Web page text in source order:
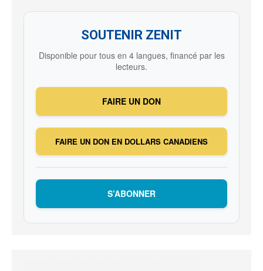
SOUTENIR ZENIT
Disponible pour tous en 4 langues, financé par les
lecteurs.
FAIRE UN DON
FAIRE UN DON EN DOLLARS CANADIENS
S’ABONNER